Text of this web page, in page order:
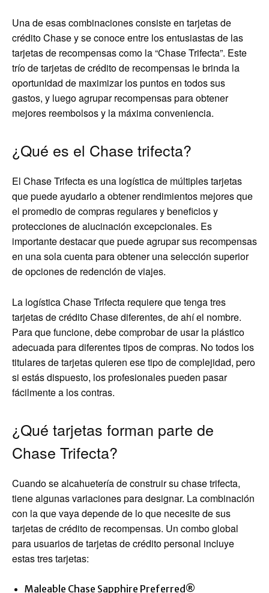
Una de esas combinaciones consiste en tarjetas de
crédito Chase y se conoce entre los entusiastas de las
tarjetas de recompensas como la “Chase Trifecta”. Este
trío de tarjetas de crédito de recompensas le brinda la
oportunidad de maximizar los puntos en todos sus
gastos, y luego agrupar recompensas para obtener
mejores reembolsos y la máxima conveniencia.
¿Qué es el Chase trifecta?
El Chase Trifecta es una logística de múltiples tarjetas
que puede ayudarlo a obtener rendimientos mejores que
el promedio de compras regulares y beneficios y
protecciones de alucinación excepcionales. Es
importante destacar que puede agrupar sus recompensas
en una sola cuenta para obtener una selección superior
de opciones de redención de viajes.
La logística Chase Trifecta requiere que tenga tres
tarjetas de crédito Chase diferentes, de ahí el nombre.
Para que funcione, debe comprobar de usar la plástico
adecuada para diferentes tipos de compras. No todos los
titulares de tarjetas quieren ese tipo de complejidad, pero
si estás dispuesto, los profesionales pueden pasar
fácilmente a los contras.
¿Qué tarjetas forman parte de
Chase Trifecta?
Cuando se alcahuetería de construir su chase trifecta,
tiene algunas variaciones para designar. La combinación
con la que vaya depende de lo que necesite de sus
tarjetas de crédito de recompensas. Un combo global
para usuarios de tarjetas de crédito personal incluye
estas tres tarjetas:
Maleable Chase Sapphire Preferred®